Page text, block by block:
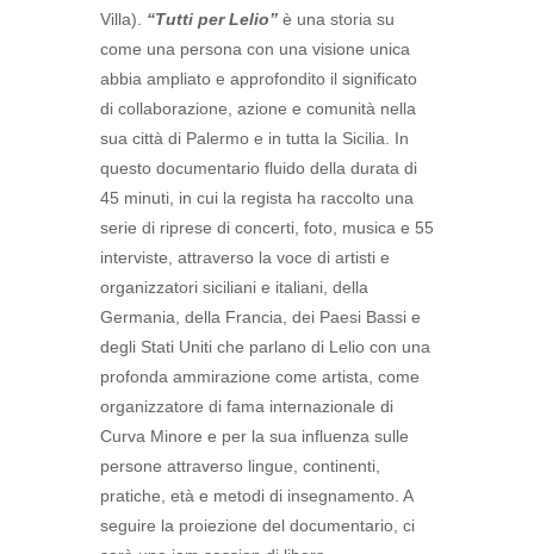
Villa). “Tutti per Lelio” è una storia su
come una persona con una visione unica
abbia ampliato e approfondito il significato
di collaborazione, azione e comunità nella
sua città di Palermo e in tutta la Sicilia. In
questo documentario fluido della durata di
45 minuti, in cui la regista ha raccolto una
serie di riprese di concerti, foto, musica e 55
interviste, attraverso la voce di artisti e
organizzatori siciliani e italiani, della
Germania, della Francia, dei Paesi Bassi e
degli Stati Uniti che parlano di Lelio con una
profonda ammirazione come artista, come
organizzatore di fama internazionale di
Curva Minore e per la sua influenza sulle
persone attraverso lingue, continenti,
pratiche, età e metodi di insegnamento. A
seguire la proiezione del documentario, ci